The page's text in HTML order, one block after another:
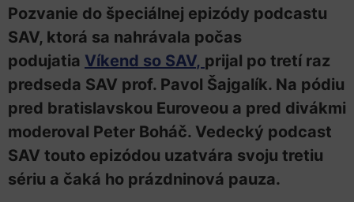
Pozvanie do špeciálnej epizódy podcastu
SAV, ktorá sa nahrávala počas
podujatia Víkend so SAV, prijal po tretí raz
predseda SAV prof. Pavol Šajgalík. Na pódiu
pred bratislavskou Euroveou a pred divákmi
moderoval Peter Boháč. Vedecký podcast
SAV touto epizódou uzatvára svoju tretiu
sériu a čaká ho prázdninová pauza.